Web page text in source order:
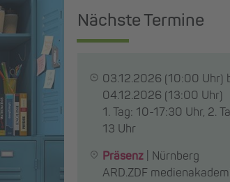
Nächste Termine
03.12.2026 (10:00 Uhr)
04.12.2026 (13:00 Uhr)
1. Tag: 10-17:30 Uhr, 2.
13 Uhr
Präsenz
Nürnberg
ARD.ZDF